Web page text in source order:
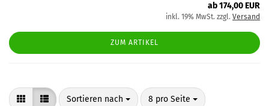
ab 174,00 EUR
inkl. 19% MwSt. zzgl. Versand
ZUM ARTIKEL
Sortieren nach
Sortieren nach 8 pro Seite
pro Seite